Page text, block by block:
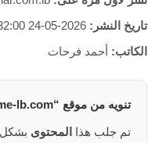
تاريخ النشر: 2026-05-24 20:32:00
الكاتب: أحمد فرحات
تنويه منموقع “beiruttime-lb.com”:
تم جلب هذا المحتوى